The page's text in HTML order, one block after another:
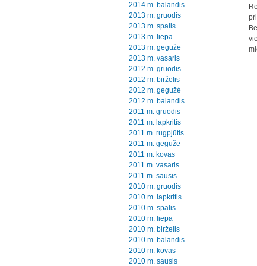
2014 m. balandis
2013 m. gruodis
2013 m. spalis
2013 m. liepa
2013 m. gegužė
2013 m. vasaris
2012 m. gruodis
2012 m. birželis
2012 m. gegužė
2012 m. balandis
2011 m. gruodis
2011 m. lapkritis
2011 m. rugpjūtis
2011 m. gegužė
2011 m. kovas
2011 m. vasaris
2011 m. sausis
2010 m. gruodis
2010 m. lapkritis
2010 m. spalis
2010 m. liepa
2010 m. birželis
2010 m. balandis
2010 m. kovas
2010 m. sausis